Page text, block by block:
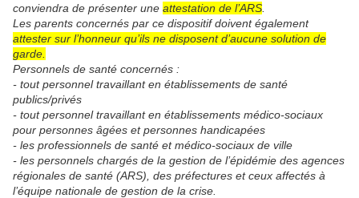
conviendra de présenter une attestation de l’ARS
Les parents concernés par ce dispositif doivent également
attester sur l’honneur qu’ils ne disposent d’aucune solution de
garde.
Personnels de santé concernés :
- tout personnel travaillant en établissements de santé
publics/privés
- tout personnel travaillant en établissements médico-sociaux
pour personnes âgées et personnes handicapées
- les professionnels de santé et médico-sociaux de ville
- les personnels chargés de la gestion de l’épidémie des agences
régionales de santé (ARS), des préfectures et ceux affectés à
l’équipe nationale de gestion de la crise.